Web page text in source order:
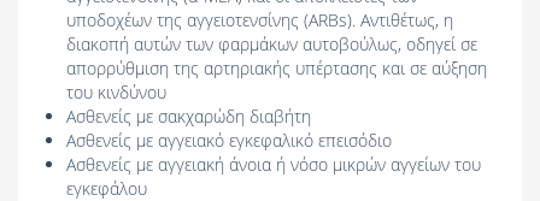
υποδοχέων της αγγειοτενσίνης (ARBs). Αντιθέτως, η
διακοπή αυτών των φαρμάκων αυτοβούλως, οδηγεί σε
απορρύθμιση της αρτηριακής υπέρτασης και σε αύξηση
του κινδύνου
Ασθενείς με σακχαρώδη διαβήτη
Ασθενείς με αγγειακό εγκεφαλικό επεισόδιο
Ασθενείς με αγγειακή άνοια ή νόσο μικρών αγγείων του
εγκεφάλου